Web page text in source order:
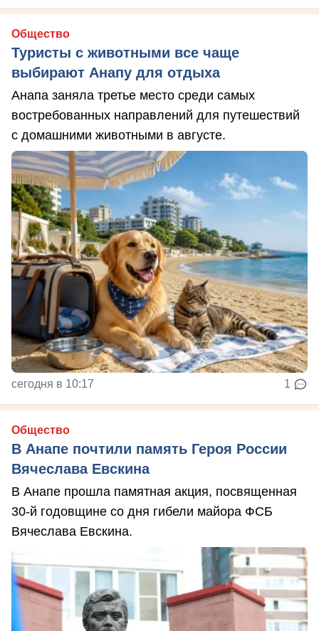
Общество
Туристы с животными все чаще
выбирают Анапу для отдыха
Анапа заняла третье место среди самых
востребованных направлений для путешествий
с домашними животными в августе.
сегодня в 10:17 1
Общество
В Анапе почтили память Героя России
Вячеслава Евскина
В Анапе прошла памятная акция, посвященная
30-й годовщине со дня гибели майора ФСБ
Вячеслава Евскина.